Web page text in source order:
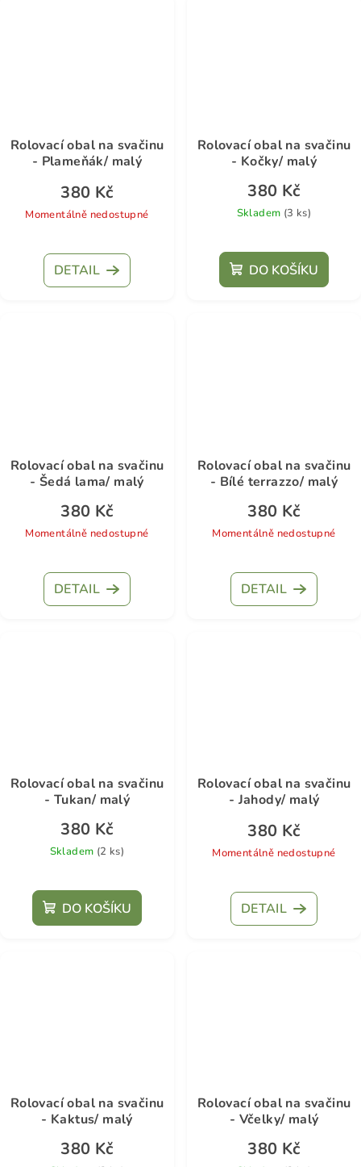
Rolovací obal na svačinu
- Plameňák/ malý
380 Kč
Momentálně nedostupné
DETAIL
Rolovací obal na svačinu
- Kočky/ malý
380 Kč
Skladem (3 ks)
DO KOŠÍKU
Rolovací obal na svačinu
- Šedá lama/ malý
380 Kč
Momentálně nedostupné
DETAIL
Rolovací obal na svačinu
- Bílé terrazzo/ malý
380 Kč
Momentálně nedostupné
DETAIL
Rolovací obal na svačinu
- Tukan/ malý
380 Kč
Skladem (2 ks)
DO KOŠÍKU
Rolovací obal na svačinu
- Jahody/ malý
380 Kč
Momentálně nedostupné
DETAIL
Rolovací obal na svačinu
- Kaktus/ malý
380 Kč
Rolovací obal na svačinu
- Včelky/ malý
380 Kč